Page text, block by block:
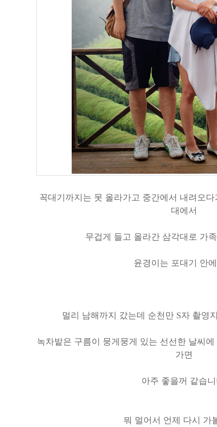
꼭대기까지는 못 올라가고 중간에서 내려오
대에서
무겁게 들고 올라간 삼각대로 가
윤경이는 포대기 안
멀리 남해까지 갔는데 순천만 S자 촬영
녹차밭은 구름이 뭉게뭉게 있는 선선한 날씨
가면
아주 좋을꺼 같습
뭐 멀어서 언제 다시 가